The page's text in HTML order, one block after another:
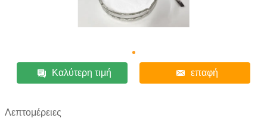
Καλύτερη τιμή επαφή
Λεπτομέρειες